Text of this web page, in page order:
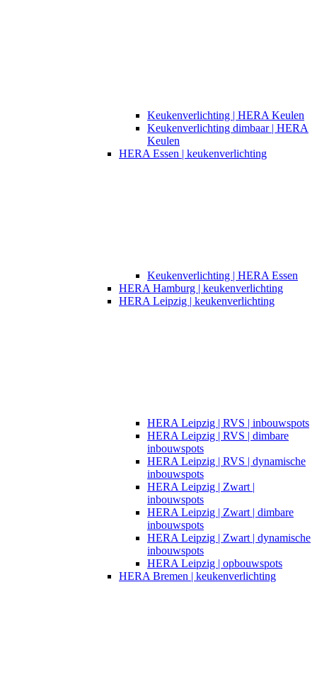
Keukenverlichting | HERA Keulen
Keukenverlichting dimbaar | HERA
Keulen
HERA Essen | keukenverlichting
Keukenverlichting | HERA Essen
HERA Hamburg | keukenverlichting
HERA Leipzig | keukenverlichting
HERA Leipzig | RVS | inbouwspots
HERA Leipzig | RVS | dimbare
inbouwspots
HERA Leipzig | RVS | dynamische
inbouwspots
HERA Leipzig | Zwart |
inbouwspots​
HERA Leipzig | Zwart | dimbare
inbouwspots
HERA Leipzig | Zwart | dynamische
inbouwspots
HERA Leipzig | opbouwspots
HERA Bremen | keukenverlichting